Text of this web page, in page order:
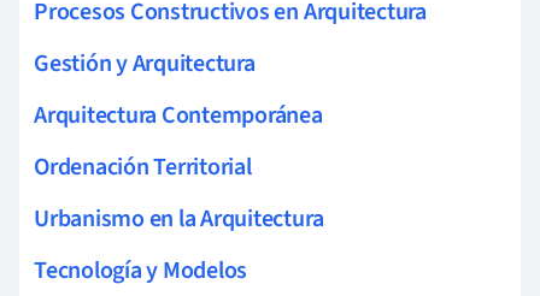
Procesos Constructivos en Arquitectura
Gestión y Arquitectura
Arquitectura Contemporánea
Ordenación Territorial
Urbanismo en la Arquitectura
Tecnología y Modelos